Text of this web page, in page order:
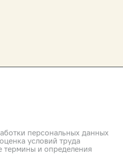
персональных данных
условий труда
термины и определения